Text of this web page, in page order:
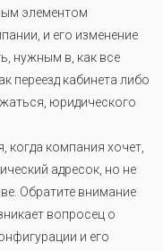
элементом
и его изменение
нужным в, как все
переезд кабинета либо
юридического
когда компания хочет,
адресок, но не
Обратите внимание
вопросец о
и его